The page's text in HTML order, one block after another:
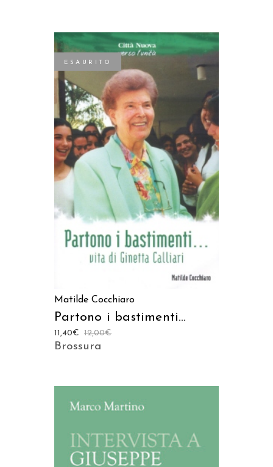
ESAURITO
LEGGI TUTTO
Matilde Cocchiaro
Partono i bastimenti…
12,00€
11,40€
Brossura